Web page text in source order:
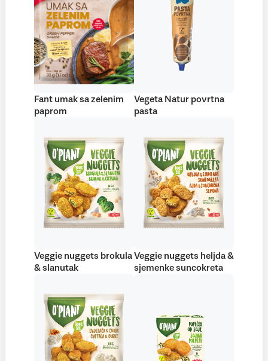
Fant umak sa zelenim
paprom
Vegeta Natur povrtna
pasta
Veggie nuggets brokula
& slanutak
Veggie nuggets heljda &
sjemenke suncokreta